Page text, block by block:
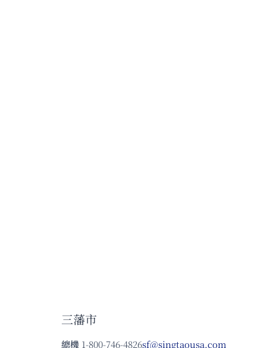
三藩市
總機 1-800-746-4826sf@singtaousa.com